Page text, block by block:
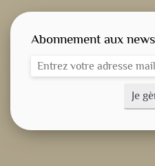
Abonnement aux
Je